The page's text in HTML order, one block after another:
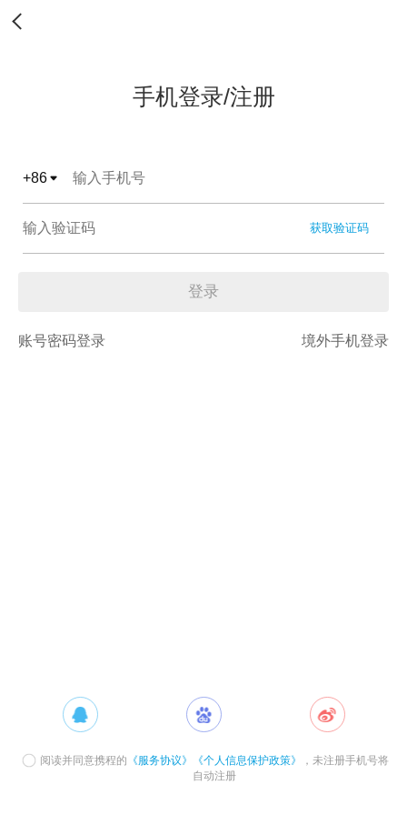
手机登录/注册
+86
获取验证码
登录
账号密码登录 境外手机登录
阅读并同意携程的 《服务协议》 《个人信息保护政策》
，未注册手机号将
自动注册